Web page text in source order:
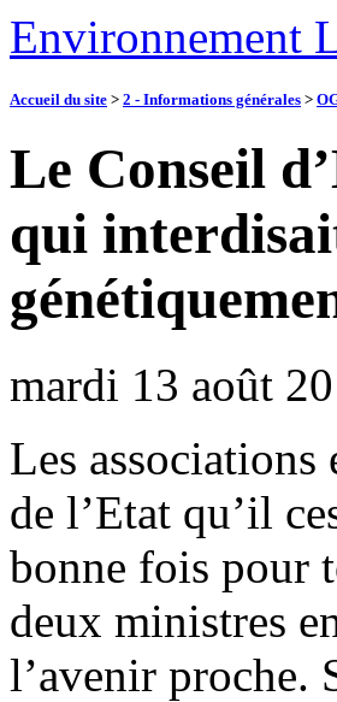
Environnement
Accueil du site > 2 - Informations générales >
Le Conseil
qui
mardi 13 août
Les associations
de l’Etat qu’il
bonne fois pour
deux ministres
l’avenir proche.